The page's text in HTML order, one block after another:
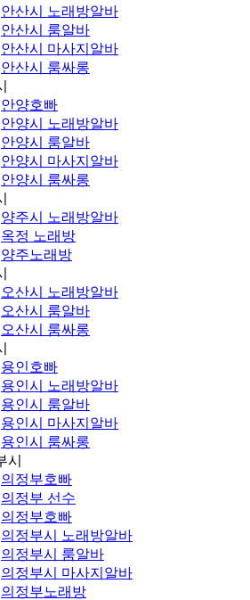
안산시 노래방알바
안산시 룸알바
안산시 마사지알바
안산시 룸싸롱
안양호빠
안양시 노래방알바
안양시 룸알바
안양시 마사지알바
안양시 룸싸롱
양주시 노래방알바
옥정 노래방
양주노래방
오산시 노래방알바
오산시 룸알바
오산시 룸싸롱
용인호빠
용인시 노래방알바
용인시 룸알바
용인시 마사지알바
용인시 룸싸롱
시
의정부호빠
의정부 선수
의정부호빠
의정부시 노래방알바
의정부시 룸알바
의정부시 마사지알바
의정부노래방